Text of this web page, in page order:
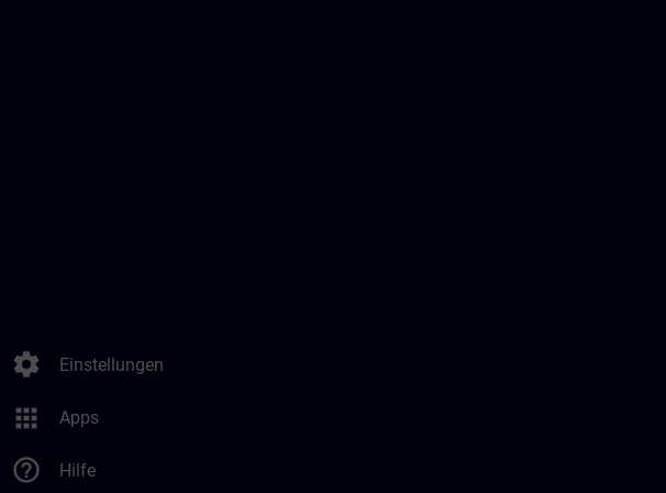
settings Einstellungen
apps Apps
help_outline Hilfe